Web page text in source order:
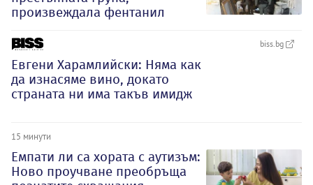
произвеждала фентанил
biss.bg
Евгени Харамлийски: Няма как
да изнасяме вино, докато
страната ни има такъв имидж
15 минути
Емпати ли са хората с аутизъм:
Ново проучване преобръща